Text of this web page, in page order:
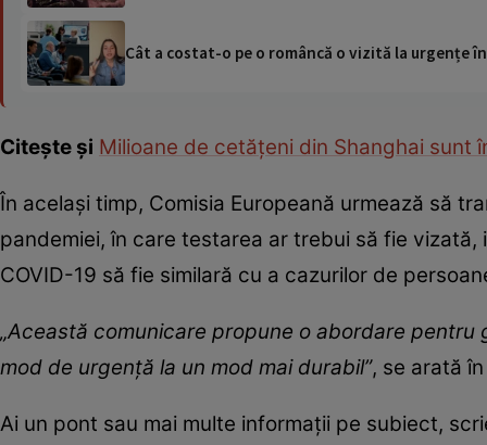
Cât a costat-o pe o româncă o vizită la urgențe
Citește și Milioane de cetățeni din Shanghai sunt
În același timp, Comisia Europeană urmează să
pandemiei, în care testarea ar trebui să fie
COVID-19 să fie similară cu a cazurilor de
„Această comunicare propune o abordare
mod de urgenţă la un mod mai durabil”, se arată
Ai un pont sau mai multe informații pe subiect,